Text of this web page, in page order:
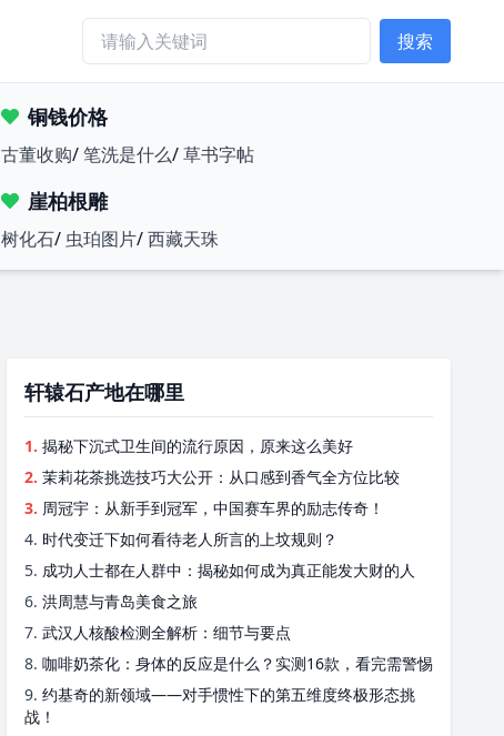
搜索
铜钱价格
古董收购/笔洗是什么/草书字帖
崖柏根雕
树化石/ 虫珀图片/西藏天珠
轩辕石产地在哪里
1. 揭秘下沉式卫生间的流行原因，原来这么美好
2. 茉莉花茶挑选技巧大公开：从口感到香气全方位比较
3. 周冠宇：从新手到冠军，中国赛车界的励志传奇！
4. 时代变迁下如何看待老人所言的上坟规则？
5. 成功人士都在人群中：揭秘如何成为真正能发大财的人
6. 洪周慧与青岛美食之旅
7. 武汉人核酸检测全解析：细节与要点
8. 咖啡奶茶化：身体的反应是什么？实测16款，看完需警惕
9. 约基奇的新领域——对手惯性下的第五维度终极形态挑
战！